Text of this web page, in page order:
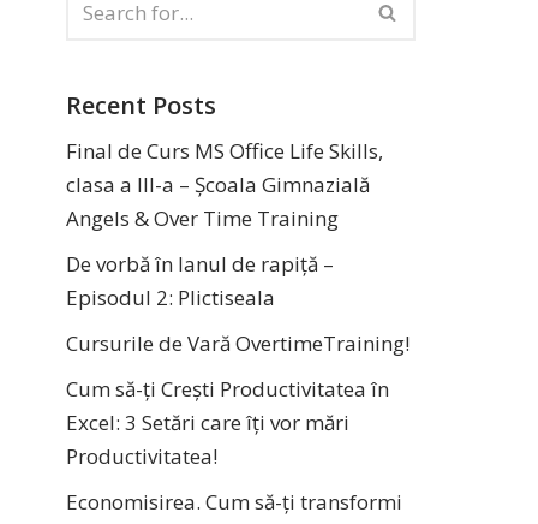
Recent Posts
Final de Curs MS Office Life Skills,
clasa a III-a – Școala Gimnazială
Angels & Over Time Training
De vorbă în lanul de rapiță –
Episodul 2: Plictiseala
Cursurile de Vară OvertimeTraining!
Cum să-ți Crești Productivitatea în
Excel: 3 Setări care îți vor mări
Productivitatea!
Economisirea. Cum să-ți transformi